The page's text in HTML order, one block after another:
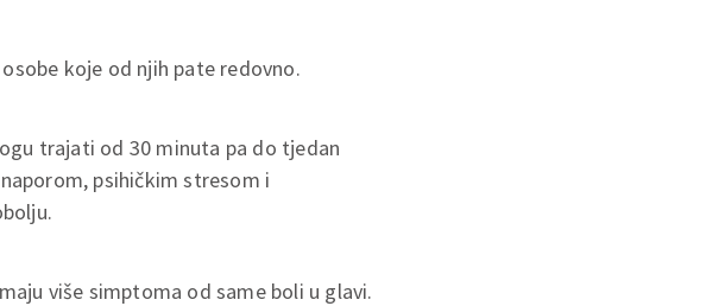
koje od njih pate redovno.
trajati od 30 minuta pa do tjedan
psihičkim stresom i
više simptoma od same boli u glavi.